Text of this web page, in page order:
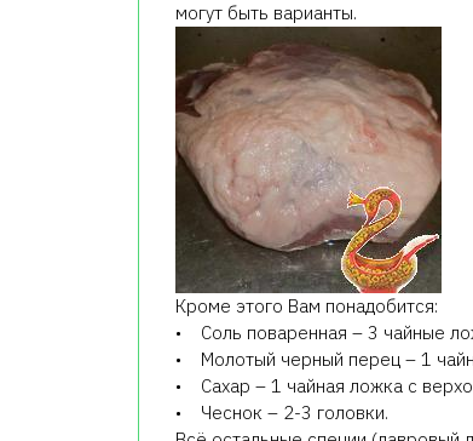
могут быть варианты.
Кроме этого Вам понадобится:
• Соль поваренная – 3 чайные
• Молотый черный перец – 1
• Сахар – 1 чайная ложка с
• Чеснок – 2-3 головки.